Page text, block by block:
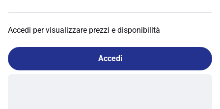
Accedi per visualizzare prezzi e disponibilità
Accedi